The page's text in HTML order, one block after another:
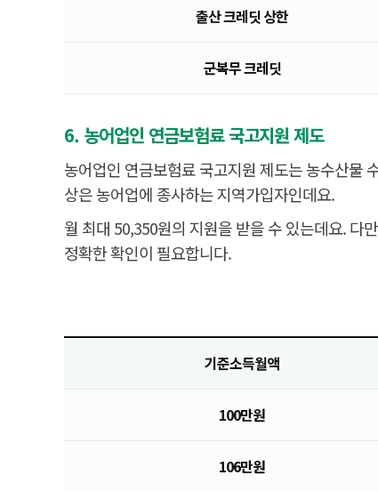
출산 크레딧 상한
군복무 크레딧
6. 농어업인 연금보험료 국고지원 제도
농어업인 연금보험료 국고지원 제도는 농수산물
상은 농어업에 종사하는 지역가입자인데요.
월 최대 50,350원의 지원을 받을 수 있는데요. 다
정확한 확인이 필요합니다.
기준소득월액
100만원
106만원